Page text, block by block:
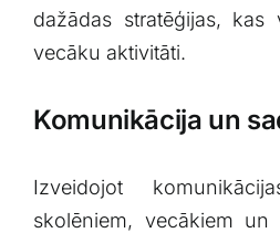
dažādas stratēģijas,
vecāku ‌aktivitāti.
Komunikācija ⁢un
Izveidojot
skolēniem, vecākiem​